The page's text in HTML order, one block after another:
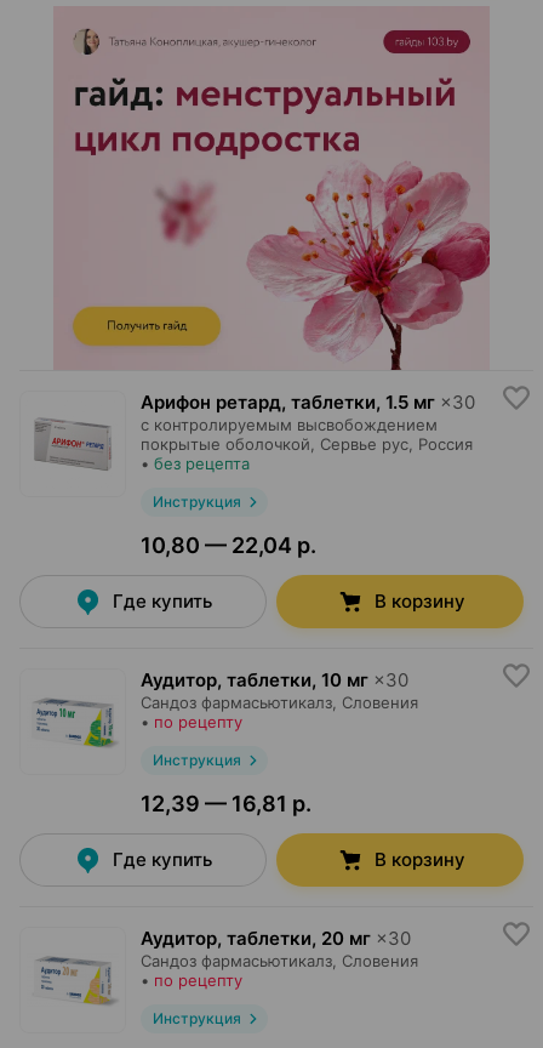
Арифон ретард, таблетки, 1.5 мг ×30
с контролируемым высвобождением
покрытые оболочкой,
Сервье рус , Россия
• без рецепта
Инструкция
10,80 — 22,04 р.
Где купить В корзину
Аудитор, таблетки, 10 мг ×30
Сандоз фармасьютикалз , Словения
• по рецепту
Инструкция
12,39 — 16,81 р.
Где купить В корзину
Аудитор, таблетки, 20 мг ×30
Сандоз фармасьютикалз , Словения
• по рецепту
Инструкция